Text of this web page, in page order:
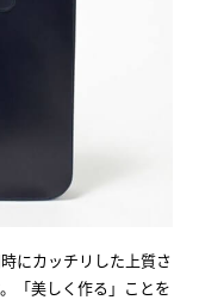
にカッチリした上質さ
「美しく作る」ことを